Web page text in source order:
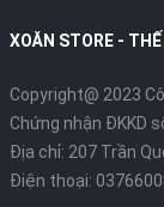
XOĂN STORE -
Copyright@ 2023
Chứng nhận ĐKKD
Địa chỉ: 207 Trần
Điện thoại: